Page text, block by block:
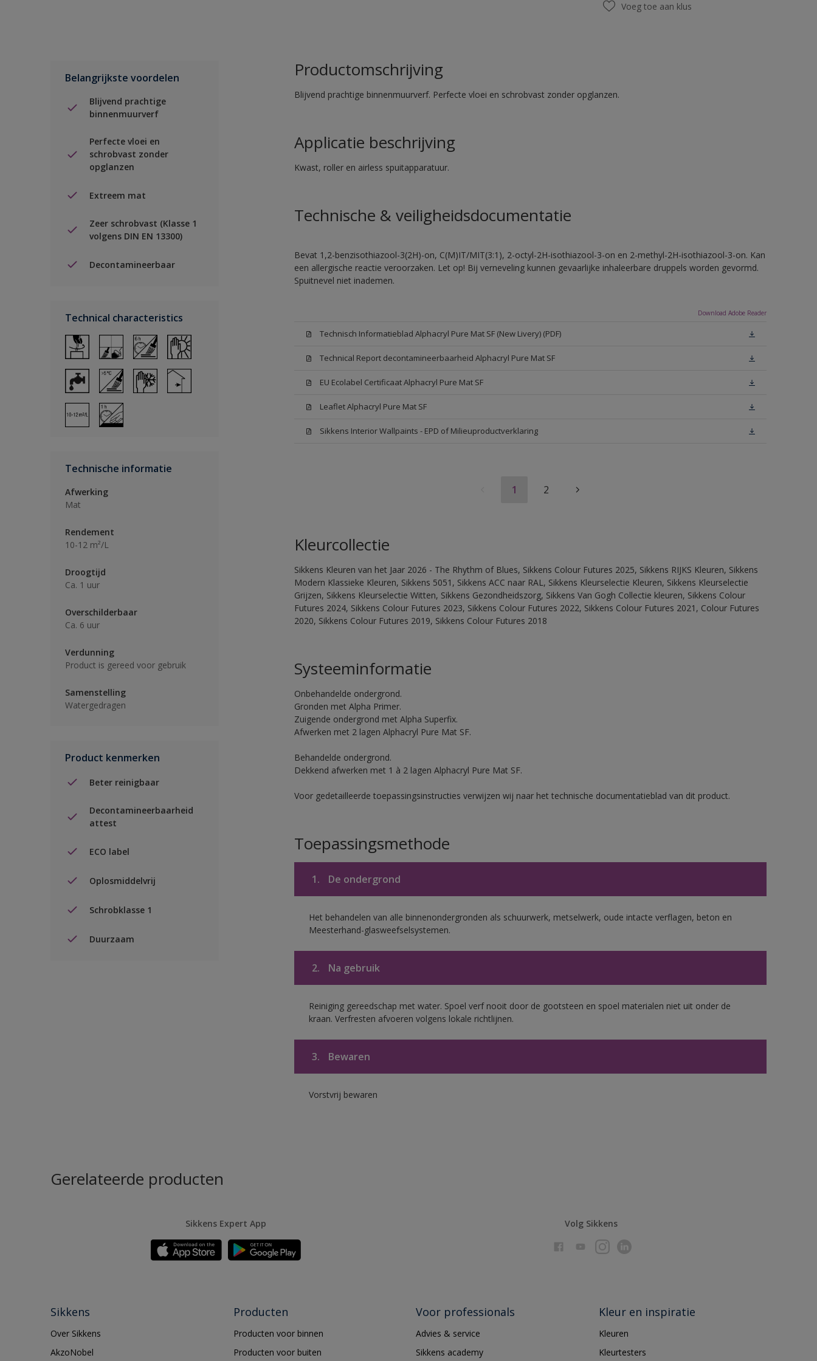
Voeg toe aan klus
Belangrijkste voordelen
Blijvend prachtige
binnenmuurverf
Perfecte vloei en
schrobvast zonder
opglanzen
Extreem mat
Zeer schrobvast (Klasse 1
volgens DIN EN 13300)
Decontamineerbaar
Technical characteristics
Technische informatie
Afwerking
Mat
Rendement
10-12 m²/L
Droogtijd
Ca. 1 uur
Overschilderbaar
Ca. 6 uur
Verdunning
Product is gereed voor gebruik
Samenstelling
Watergedragen
Product kenmerken
Beter reinigbaar
Decontamineerbaarheid
attest
ECO label
Oplosmiddelvrij
Schrobklasse 1
Duurzaam
Productomschrijving
Blijvend prachtige binnenmuurverf. Perfecte vloei en schrobvast zonder opglanzen.
Applicatie beschrijving
Kwast, roller en airless spuitapparatuur.
Technische & veiligheidsdocumentatie
Bevat 1,2-benzisothiazool-3(2H)-on, C(M)IT/MIT(3:1), 2-octyl-2H-isothiazool-3-on en 2-methyl-2H-isothiazool-3-on. Kan
een allergische reactie veroorzaken. Let op! Bij verneveling kunnen gevaarlijke inhaleerbare druppels worden gevormd.
Spuitnevel niet inademen.
Download Adobe Reader
Technisch Informatieblad Alphacryl Pure Mat SF (New Livery) (PDF)
Technical Report decontamineerbaarheid Alphacryl Pure Mat SF
EU Ecolabel Certificaat Alphacryl Pure Mat SF
Leaflet Alphacryl Pure Mat SF
Sikkens Interior Wallpaints - EPD of Milieuproductverklaring
1 2
Kleurcollectie
Sikkens Kleuren van het Jaar 2026 - The Rhythm of Blues, Sikkens Colour Futures 2025, Sikkens RIJKS Kleuren, Sikkens
Modern Klassieke Kleuren, Sikkens 5051, Sikkens ACC naar RAL, Sikkens Kleurselectie Kleuren, Sikkens Kleurselectie
Grijzen, Sikkens Kleurselectie Witten, Sikkens Gezondheidszorg, Sikkens Van Gogh Collectie kleuren, Sikkens Colour
Futures 2024, Sikkens Colour Futures 2023, Sikkens Colour Futures 2022, Sikkens Colour Futures 2021, Colour Futures
2020, Sikkens Colour Futures 2019, Sikkens Colour Futures 2018
Systeeminformatie
Onbehandelde ondergrond.
Gronden met Alpha Primer.
Zuigende ondergrond met Alpha Superfix.
Afwerken met 2 lagen Alphacryl Pure Mat SF.
Behandelde ondergrond.
Dekkend afwerken met 1 à 2 lagen Alphacryl Pure Mat SF.
Voor gedetailleerde toepassingsinstructies verwijzen wij naar het technische documentatieblad van dit product.
Toepassingsmethode
1. De ondergrond
Het behandelen van alle binnenondergronden als schuurwerk, metselwerk, oude intacte verflagen, beton en
Meesterhand-glasweefselsystemen.
2. Na gebruik
Reiniging gereedschap met water. Spoel verf nooit door de gootsteen en spoel materialen niet uit onder de
kraan. Verfresten afvoeren volgens lokale richtlijnen.
3. Bewaren
Vorstvrij bewaren
Gerelateerde producten
Sikkens Expert App Volg Sikkens
Sikkens
Over Sikkens
AkzoNobel
Producten
Producten voor binnen
Producten voor buiten
Voor professionals
Advies & service
Sikkens academy
Kleur en inspiratie
Kleuren
Kleurtesters